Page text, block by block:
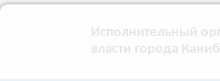
Исполнительный
власти города